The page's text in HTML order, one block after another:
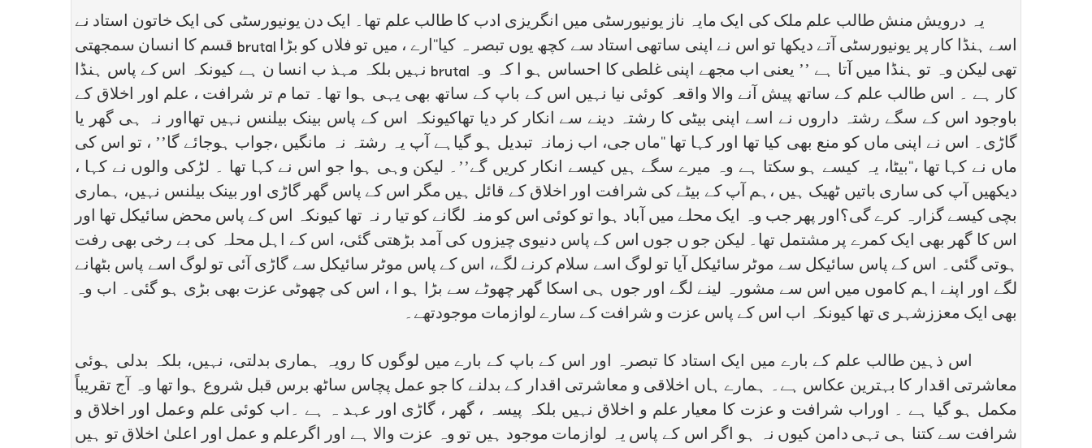
یہ درویش منش طالب علم ملک کی ایک مایہ ناز یونیورسٹی میں انگریزی ادب کا طالب علم تھا۔ ایک دن یونیورسٹی کی ایک خاتون استاد نے
اسے ہنڈا کار پر یونیورسٹی آتے دیکھا تو اس نے اپنی ساتھی استاد سے کچھ یوں تبصر ہ کیا‘‘ارے ، میں تو فلاں کو بڑا brutal قسم کا انسان سمجھتی
تھی لیکن وہ تو ہنڈا میں آتا ہے ’’ یعنی اب مجھے اپنی غلطی کا احساس ہو ا کہ وہ brutal نہیں بلکہ مہذ ب انسا ن ہے کیونکہ اس کے پاس ہنڈا
کار ہے ۔ اس طالب علم کے ساتھ پیش آنے والا واقعہ کوئی نیا نہیں اس کے باپ کے ساتھ بھی یہی ہوا تھا۔ تما م تر شرافت ، علم اور اخلاق کے
باوجود اس کے سگے رشتہ داروں نے اسے اپنی بیٹی کا رشتہ دینے سے انکار کر دیا تھاکیونکہ اس کے پاس بینک بیلنس نہیں تھااور نہ ہی گھر یا
گاڑی۔ اس نے اپنی ماں کو منع بھی کیا تھا اور کہا تھا ‘‘ماں جی، اب زمانہ تبدیل ہو گیاہے آپ یہ رشتہ نہ مانگیں ،جواب ہوجائے گا’’ ، تو اس کی
ماں نے کہا تھا ،‘‘بیٹا، یہ کیسے ہو سکتا ہے وہ میرے سگے ہیں کیسے انکار کریں گے’’۔ لیکن وہی ہوا جو اس نے کہا تھا ۔ لڑکی والوں نے کہا ،
دیکھیں آپ کی ساری باتیں ٹھیک ہیں ،ہم آپ کے بیٹے کی شرافت اور اخلاق کے قائل ہیں مگر اس کے پاس گھر گاڑی اور بینک بیلنس نہیں، ہماری
بچی کیسے گزارہ کرے گی؟اور پھر جب وہ ایک محلے میں آباد ہوا تو کوئی اس کو منہ لگانے کو تیا ر نہ تھا کیونکہ اس کے پاس محض سائیکل تھا اور
اس کا گھر بھی ایک کمرے پر مشتمل تھا۔ لیکن جو ں جوں اس کے پاس دنیوی چیزوں کی آمد بڑھتی گئی، اس کے اہل محلہ کی بے رخی بھی رفت
ہوتی گئی۔ اس کے پاس سائیکل سے موٹر سائیکل آیا تو لوگ اسے سلام کرنے لگے، اس کے پاس موٹر سائیکل سے گاڑی آئی تو لوگ اسے پاس بٹھانے
لگے اور اپنے اہم کاموں میں اس سے مشورہ لینے لگے اور جوں ہی اسکا گھر چھوٹے سے بڑا ہو ا ، اس کی چھوٹی عزت بھی بڑی ہو گئی۔ اب وہ
بھی ایک معززشہر ی تھا کیونکہ اب اس کے پاس عزت و شرافت کے سارے لوازمات موجودتھے۔
اس ذہین طالب علم کے بارے میں ایک استاد کا تبصرہ اور اس کے باپ کے بارے میں لوگوں کا رویہ ہماری بدلتی، نہیں، بلکہ بدلی ہوئی
معاشرتی اقدار کا بہترین عکاس ہے۔ ہمارے ہاں اخلاقی و معاشرتی اقدار کے بدلنے کا جو عمل پچاس ساٹھ برس قبل شروع ہوا تھا وہ آج تقریباً
مکمل ہو گیا ہے ۔ اوراب شرافت و عزت کا معیار علم و اخلاق نہیں بلکہ پیسہ ، گھر ، گاڑی اور عہد ہ ہے ۔اب کوئی علم وعمل اور اخلاق و
شرافت سے کتنا ہی تہی دامن کیوں نہ ہو اگر اس کے پاس یہ لوازمات موجود ہیں تو وہ عزت والا ہے اور اگرعلم و عمل اور اعلیٰ اخلاق تو ہیں